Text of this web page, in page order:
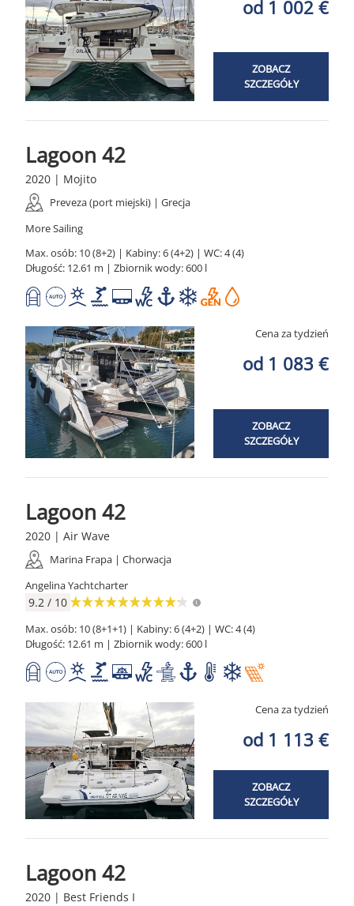
od 1 002 €
ZOBACZ
SZCZEGÓŁY
Lagoon 42
2020 | Mojito
Preveza (port miejski) | Grecja
More Sailing
Max. osób: 10 (8+2) | Kabiny: 6 (4+2) | WC: 4 (4)
Długość: 12.61 m | Zbiornik wody: 600 l
Cena za tydzień
od 1 083 €
ZOBACZ
SZCZEGÓŁY
Lagoon 42
2020 | Air Wave
Marina Frapa | Chorwacja
Angelina Yachtcharter
9.2 / 10
Max. osób: 10 (8+1+1) | Kabiny: 6 (4+2) | WC: 4 (4)
Długość: 12.61 m | Zbiornik wody: 600 l
Cena za tydzień
od 1 113 €
ZOBACZ
SZCZEGÓŁY
Lagoon 42
2020 | Best Friends I